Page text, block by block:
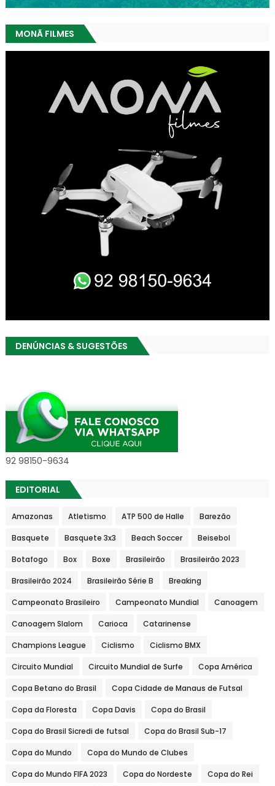
MONÃ FILMES
DENÚNCIAS & SUGESTÕES
92 98150-9634
EDITORIAL
Amazonas Atletismo ATP 500 de Halle Barezão
Basquete Basquete 3x3 Beach Soccer Beisebol
Botafogo Box Boxe Brasileirão Brasileirão 2023
Brasileirão 2024 Brasileirão Série B Breaking
Campeonato Brasileiro Campeonato Mundial Canoagem
Canoagem Slalom Carioca Catarinense
Champions League Ciclismo Ciclismo BMX
Circuito Mundial Circuito Mundial de Surfe Copa América
Copa Betano do Brasil Copa Cidade de Manaus de Futsal
Copa da Floresta Copa Davis Copa do Brasil
Copa do Brasil Sicredi de futsal Copa do Brasil Sub-17
Copa do Mundo Copa do Mundo de Clubes
Copa do Mundo FIFA 2023 Copa do Nordeste Copa do Rei